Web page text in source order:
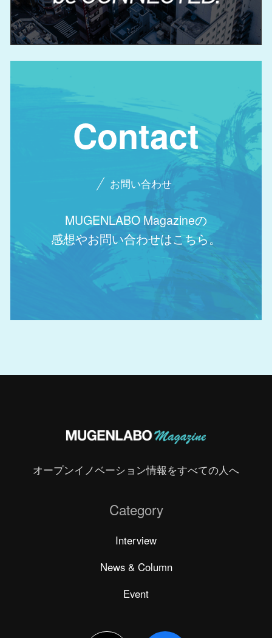
Contact
お問い合わせ
MUGENLABO Magazineの
感想やお問い合わせはこちら。
オープンイノベーション情報をすべての人へ
Category
Interview
News & Column
Event